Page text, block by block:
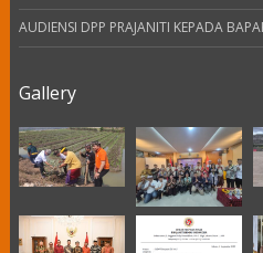
AUDIENSI DPP PRAJANITI KEPADA
Gallery